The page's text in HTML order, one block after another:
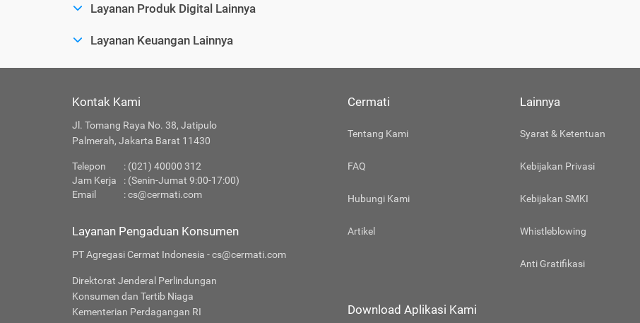
Layanan Produk Digital Lainnya
Layanan Keuangan Lainnya
Kontak Kami
Jl. Tomang Raya No. 38, Jatipulo
Palmerah, Jakarta Barat 11430
Telepon
: (021) 40000 312
Jam Kerja
: (Senin-Jumat 9:00-17:00)
Email
:cs@cermati.com
Layanan Pengaduan Konsumen
PT Agregasi Cermat Indonesia - cs@cermati.com
Direktorat Jenderal Perlindungan
Konsumen dan Tertib Niaga
Kementerian Perdagangan RI
Cermati
Tentang Kami
FAQ
Hubungi Kami
Artikel
Lainnya
Syarat & Ketentuan
Kebijakan Privasi
Kebijakan SMKI
Whistleblowing
Anti Gratifikasi
Download Aplikasi Kami